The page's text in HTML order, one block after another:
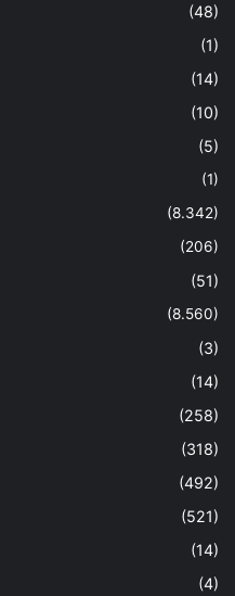
(48)
(1)
(14)
(10)
(5)
(1)
(8.342)
(206)
(51)
(8.560)
(3)
(14)
(258)
(318)
(492)
(521)
(14)
(4)